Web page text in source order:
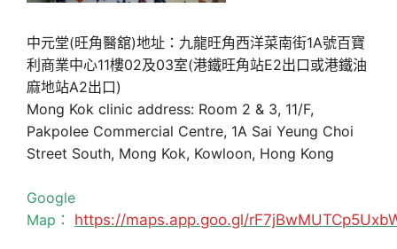
中元堂(旺角醫舘)地址：九龍旺角西洋菜南街1A號百寶
利商業中心11樓02及03室(港鐵旺角站E2出口或港鐵油
麻地站A2出口)
Mong Kok clinic address: Room 2 & 3, 11/F,
Pakpolee Commercial Centre, 1A Sai Yeung Choi
Street South, Mong Kok, Kowloon, Hong Kong
Google
Map： https://maps.app.goo.gl/